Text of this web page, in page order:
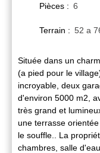
Pièces : 6
Terrain : 52 a
Située dans un
(a pied pour le
incroyable, deux
d'environ 5000 m2,
très grand et
une terrasse
le souffle.. La
chambres, salle